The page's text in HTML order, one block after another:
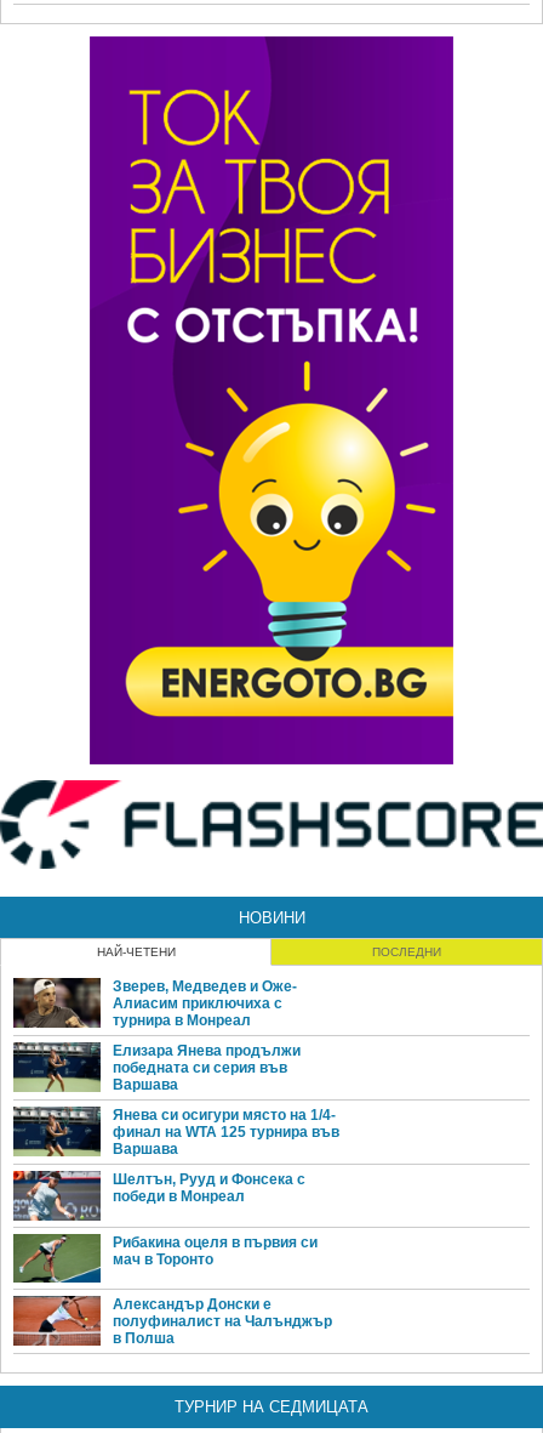
НОВИНИ
НАЙ-ЧЕТЕНИ ПОСЛЕДНИ
Зверев, Медведев и Оже-
Алиасим приключиха с
турнира в Монреал
Елизара Янева продължи
победната си серия във
Варшава
Янева си осигури място на 1/4-
финал на WTA 125 турнира във
Варшава
Шелтън, Рууд и Фонсека с
победи в Монреал
Рибакина оцеля в първия си
мач в Торонто
Александър Донски е
полуфиналист на Чалънджър
в Полша
ТУРНИР НА СЕДМИЦАТА